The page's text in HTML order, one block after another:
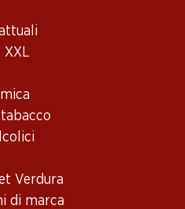
Verdura
di marca
champagne
Ch. Cheval Blanc 2007 75